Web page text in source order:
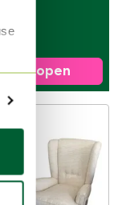
verkopen